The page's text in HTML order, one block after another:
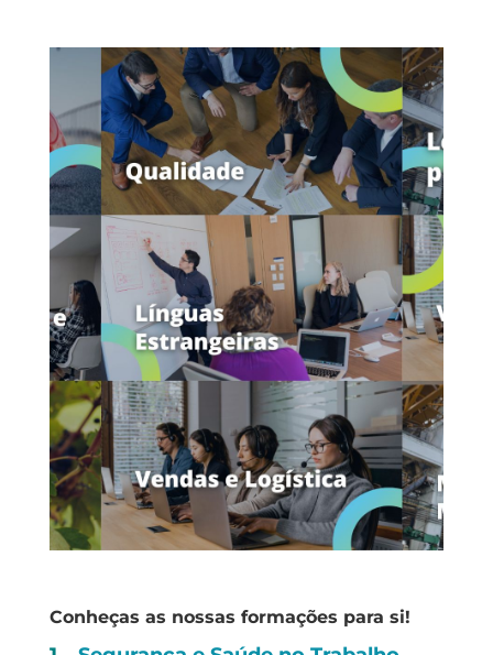
Conheças as nossas formações para si!